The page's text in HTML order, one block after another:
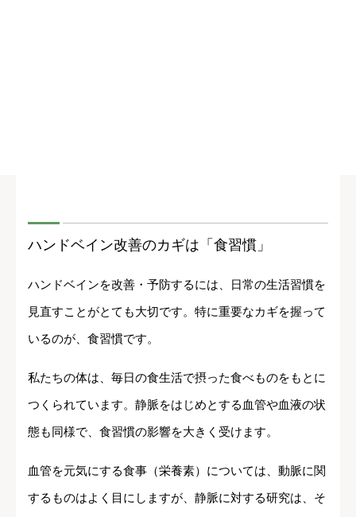
ハンドベイン改善のカギは「食習慣」
ハンドベインを改善・予防するには、日常の生活習慣を
見直すことがとても大切です。特に重要なカギを握って
いるのが、食習慣です。
私たちの体は、毎日の食生活で摂った食べものをもとに
つくられています。静脈をはじめとする血管や血液の状
態も同様で、食習慣の影響を大きく受けます。
血管を元気にする食事（栄養素）については、動脈に関
するものはよく目にしますが、静脈に対する研究は、そ